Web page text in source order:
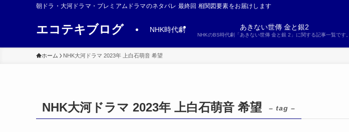
朝ドラ・大河ドラマ・プレミアムドラマのネタバレ 最終回 相関図要素をお届けします
エコテキブログ NHK時代劇 あきない世傳 金と銀2
NHKのBS時代劇「あきない世傳 金と銀 2」に関する記事一覧です。
ホーム NHK大河ドラマ 2023年 上白石萌音 希望
NHK大河ドラマ 2023年 上白石萌音 希望 – tag –